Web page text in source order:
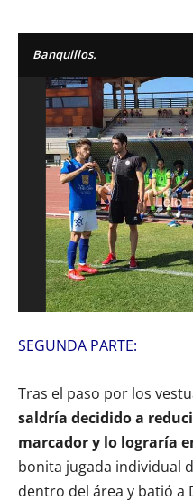
Banquillos.
SEGUNDA PARTE:
Tras el paso por los
saldría decidido a
marcador y lo lograría
bonita jugada individual
dentro del área y batió a